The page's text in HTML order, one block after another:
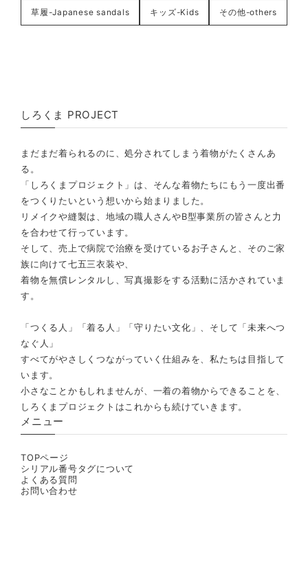
草履-Japanese sandals キッズ-Kids その他-others
しろくま PROJECT
まだまだ着られるのに、処分されてしまう着物がたくさんあ
る。
「しろくまプロジェクト」は、そんな着物たちにもう一度出番
をつくりたいという想いから始まりました。
リメイクや縫製は、地域の職人さんやB型事業所の皆さんと力
を合わせて行っています。
そして、売上で病院で治療を受けているお子さんと、そのご家
族に向けて七五三衣装や、
着物を無償レンタルし、写真撮影をする活動に活かされていま
す。
「つくる人」「着る人」「守りたい文化」、そして「未来へつ
なぐ人」
すべてがやさしくつながっていく仕組みを、私たちは目指して
います。
小さなことかもしれませんが、一着の着物からできることを、
しろくまプロジェクトはこれからも続けていきます。
メニュー
TOPページ
シリアル番号タグについて
よくある質問
お問い合わせ